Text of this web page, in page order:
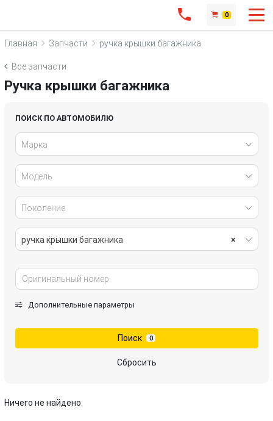
0
Главная Запчасти ручка крышки багажника
Все запчасти
Ручка крышки багажника
ПОИСК ПО АВТОМОБИЛЮ
Марка
Модель
Поколение
×
ручка крышки багажника
Дополнительные параметры
Поиск 0
Сбросить
Ничего не найдено.